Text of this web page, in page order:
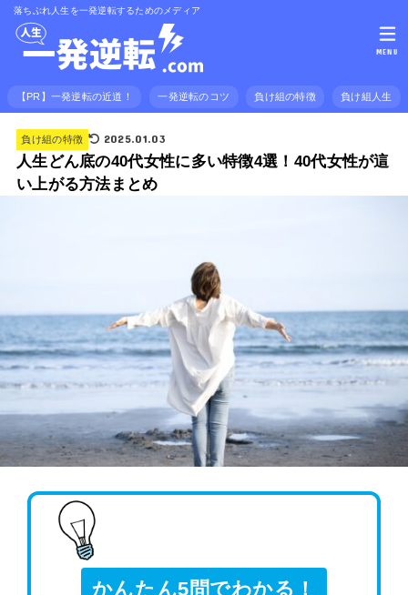
落ちぶれ人生を一発逆転するためのメディア
【PR】一発逆転の近道！ 一発逆転のコツ 負け組の特徴 負け組人生
MENU
負け組の特徴 2025.01.03
人生どん底の40代女性に多い特徴4選！40代女性が這
い上がる方法まとめ
かんたん5問でわかる！